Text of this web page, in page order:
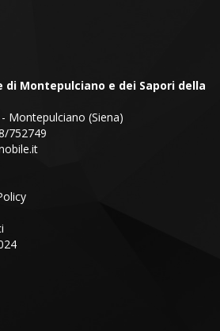
di Montepulciano e dei Sapori della
Montepulciano (Siena)
752749